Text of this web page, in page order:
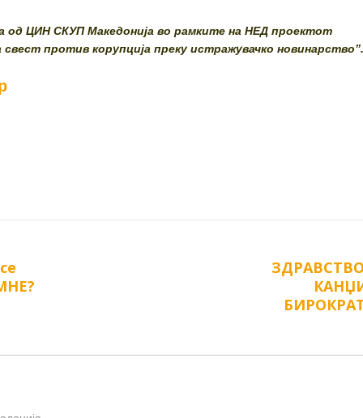
од ЦИН СКУП Македонија во рамките на НЕД проектот
свест против корупција преку истражувачко